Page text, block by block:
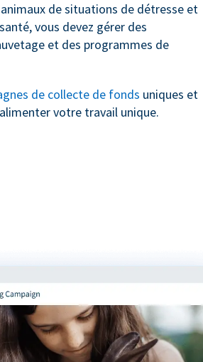
de situations de détresse et
vous devez gérer des
et des programmes de
de collecte de fonds uniques et
votre travail unique.